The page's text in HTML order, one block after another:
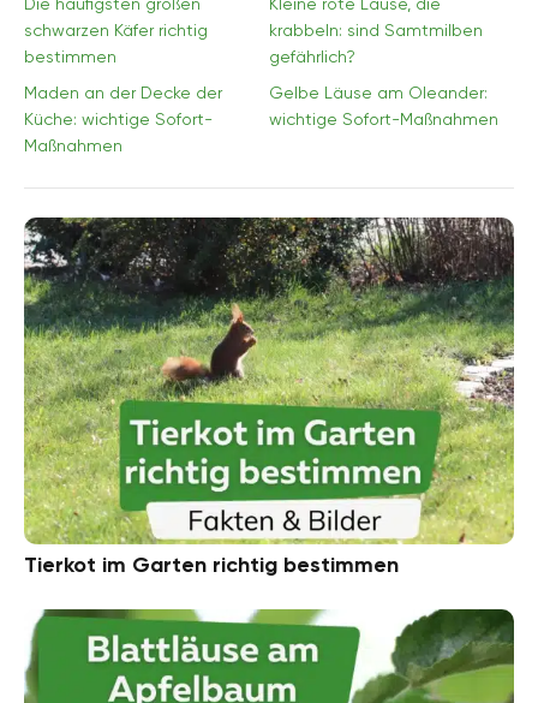
schwarzen Käfer richtig
bestimmen
krabbeln: sind Samtmilben
gefährlich?
Maden an der Decke der
Küche: wichtige Sofort-
Maßnahmen
Gelbe Läuse am Oleander:
wichtige Sofort-Maßnahmen
Tierkot im Garten richtig bestimmen